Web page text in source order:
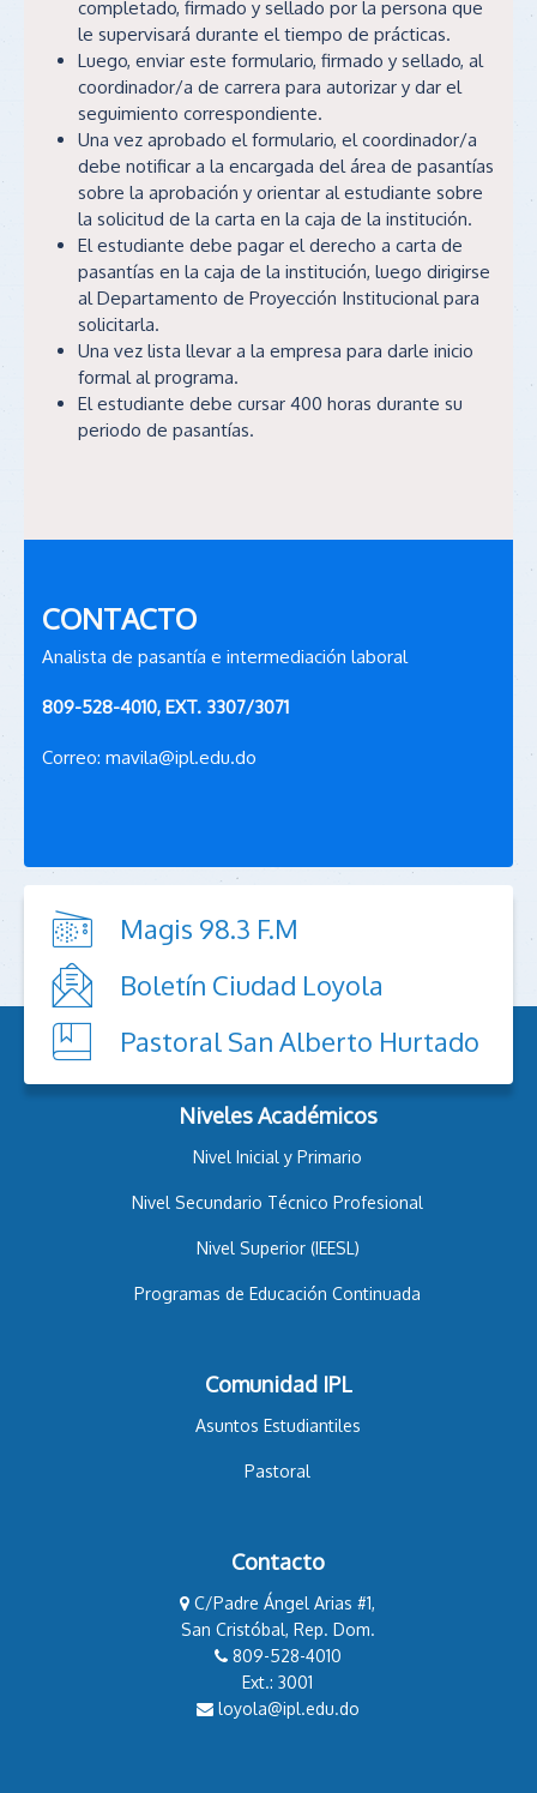
completado, firmado y sellado por la persona que
le supervisará durante el tiempo de prácticas.
Luego, enviar este formulario, firmado y sellado, al
coordinador/a de carrera para autorizar y dar el
seguimiento correspondiente.
Una vez aprobado el formulario, el coordinador/a
debe notificar a la encargada del área de pasantías
sobre la aprobación y orientar al estudiante sobre
la solicitud de la carta en la caja de la institución.
El estudiante debe pagar el derecho a carta de
pasantías en la caja de la institución, luego dirigirse
al Departamento de Proyección Institucional para
solicitarla.
Una vez lista llevar a la empresa para darle inicio
formal al programa.
El estudiante debe cursar 400 horas durante su
periodo de pasantías.
CONTACTO
Analista de pasantía e intermediación laboral
809-528-4010, EXT. 3307/3071
Correo: mavila@ipl.edu.do
Magis 98.3 F.M
Boletín Ciudad Loyola
Pastoral San Alberto Hurtado
Niveles Académicos
Nivel Inicial y Primario
Nivel Secundario Técnico Profesional
Nivel Superior (IEESL)
Programas de Educación Continuada
Comunidad IPL
Asuntos Estudiantiles
Pastoral
Contacto
C/Padre Ángel Arias #1,
San Cristóbal, Rep. Dom.
809-528-4010
Ext.: 3001
loyola@ipl.edu.do